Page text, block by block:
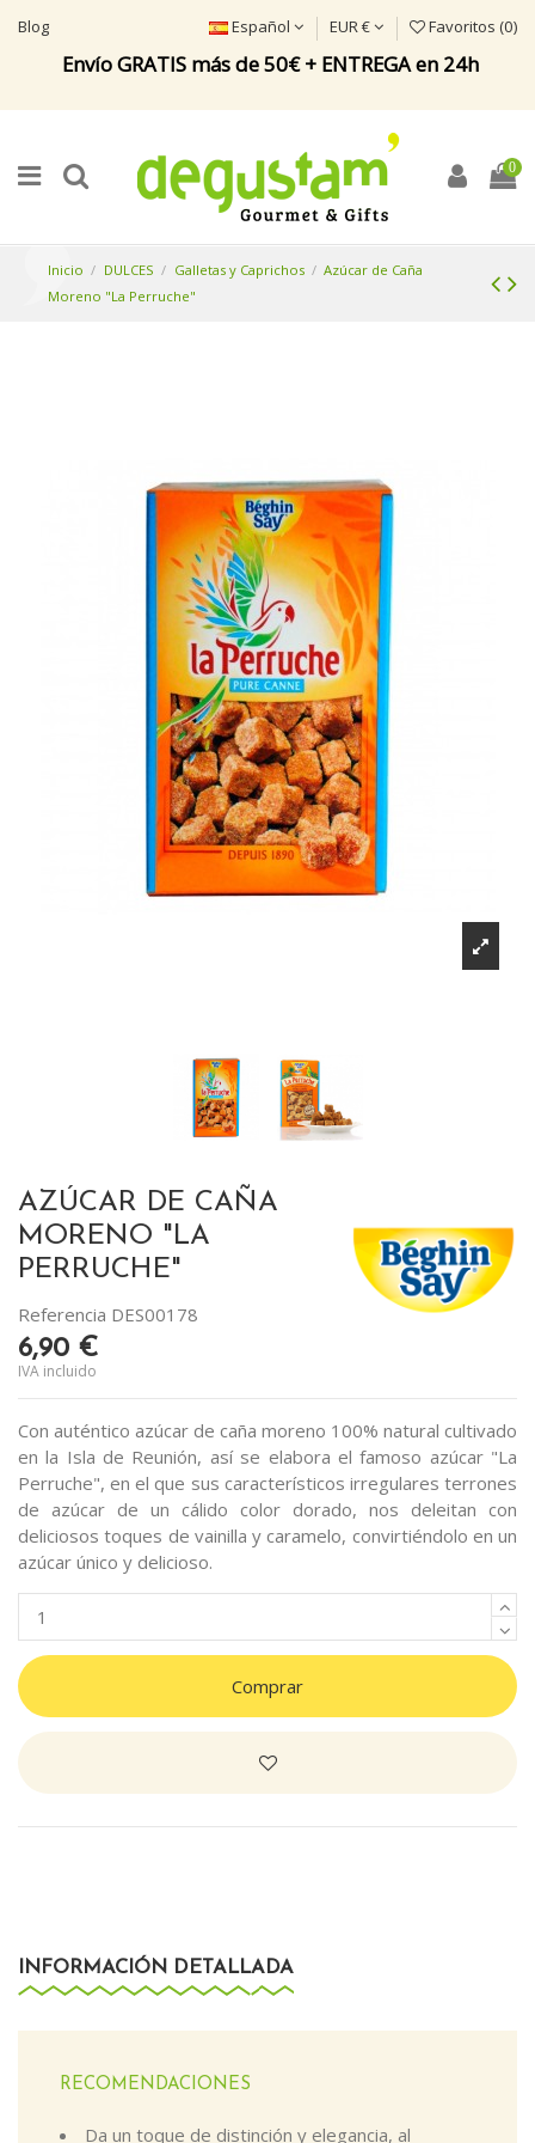
Blog
Envío GRATIS más de 50€ + ENTREGA en 24h
Español EUR € Favoritos (0)
0
Inicio DULCES Galletas y Caprichos
Azúcar de Caña
Moreno "La Perruche"
AZÚCAR DE CAÑA
MORENO "LA
PERRUCHE"
Referencia DES00178
6,90 €
IVA incluido
Con auténtico azúcar de caña moreno 100% natural cultivado
en la Isla de Reunión, así se elabora el famoso azúcar "La
Perruche", en el que sus característicos irregulares terrones
de azúcar de un cálido color dorado, nos deleitan con
deliciosos toques de vainilla y caramelo, convirtiéndolo en un
azúcar único y delicioso.
Comprar
INFORMACIÓN DETALLADA
RECOMENDACIONES
Da un toque de distinción y elegancia, al